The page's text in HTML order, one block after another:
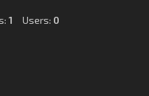
1 Users: 0